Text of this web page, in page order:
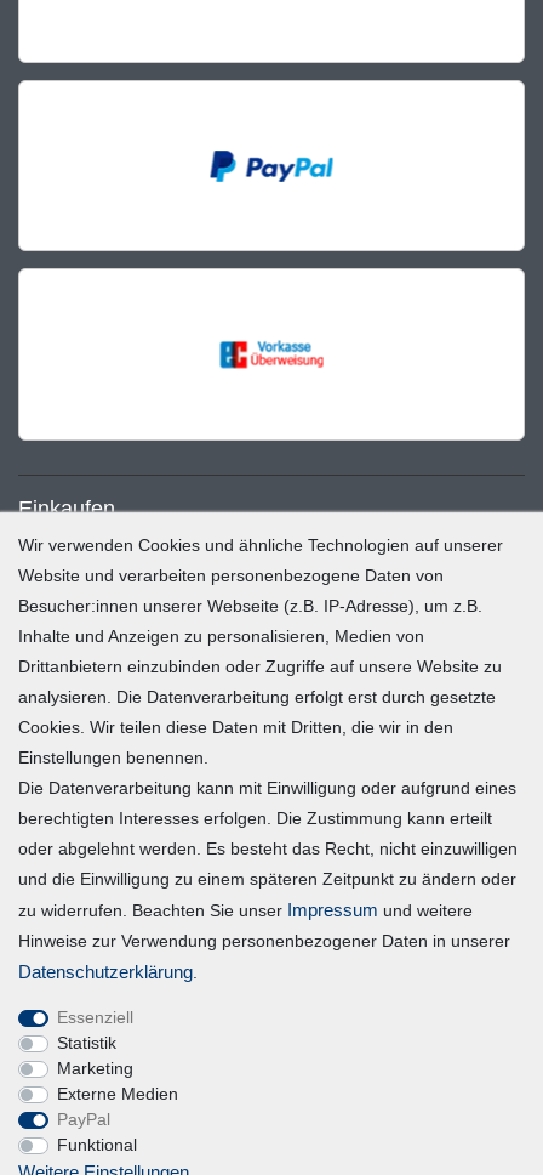
Einkaufen
Zahlung und Versand
Widerrufsrecht
Warenkorb
Zur Kasse
Mein Konto
Registrieren
Login
Vertrag widerrufen
Unternehmen
Blog
Datenschutzerklärung
Erklärung zur Barrierefreiheit
AGB
Impressum
Wir verwenden Cookies und ähnliche Technologien auf unserer
Website und verarbeiten personenbezogene Daten von
Besucher:innen unserer Webseite (z.B. IP-Adresse), um z.B.
Inhalte und Anzeigen zu personalisieren, Medien von
Drittanbietern einzubinden oder Zugriffe auf unsere Website zu
analysieren. Die Datenverarbeitung erfolgt erst durch gesetzte
Cookies. Wir teilen diese Daten mit Dritten, die wir in den
Einstellungen benennen.
Die Datenverarbeitung kann mit Einwilligung oder aufgrund eines
berechtigten Interesses erfolgen. Die Zustimmung kann erteilt
oder abgelehnt werden. Es besteht das Recht, nicht einzuwilligen
und die Einwilligung zu einem späteren Zeitpunkt zu ändern oder
zu widerrufen. Beachten Sie unser Impressum und weitere
Hinweise zur Verwendung personenbezogener Daten in unserer
Daten­schutz­erklärung
Essenziell
Statistik
Marketing
Externe Medien
PayPal
Funktional